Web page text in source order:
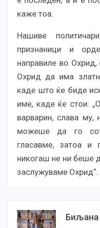
каже тоа.
Нашиве
признаници и
направиле во Охрид,
Охрид да има
каде што ќе биде
име, каде ќе стои:
варварин, слава му,
можеше да го
гласавме, затоа и
никогаш не ни беше
заслужуваме Охрид“.
Биљана